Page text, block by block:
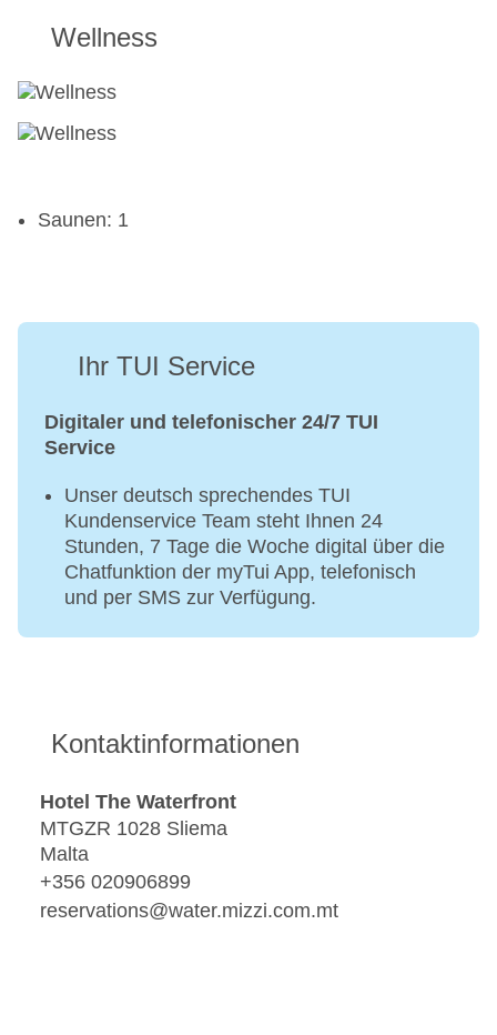
Wellness
Saunen: 1
Ihr TUI Service
Digitaler und telefonischer 24/7 TUI
Service
Unser deutsch sprechendes TUI
Kundenservice Team steht Ihnen 24
Stunden, 7 Tage die Woche digital über die
Chatfunktion der myTui App, telefonisch
und per SMS zur Verfügung.
Kontaktinformationen
Hotel The Waterfront
MTGZR 1028 Sliema
Malta
+356 020906899
reservations@water.mizzi.com.mt